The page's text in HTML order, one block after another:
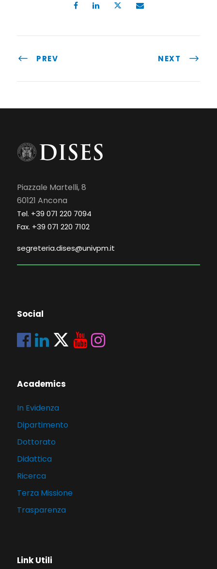
PREV NEXT
Piazzale Martelli, 8
60121 Ancona
Tel. +39 071 220 7094
Fax. +39 071 220 7102
segreteria.dises@univpm.it
Social
Academics
In Evidenza
Dipartimento
Dottorato
Didattica
Ricerca
Terza Missione
Trasparenza
Link Utili